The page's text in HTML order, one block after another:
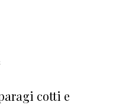
cotti e